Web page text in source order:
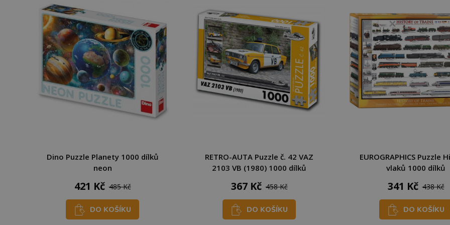
Dino Puzzle Planety 1000 dílků
neon
421 Kč 485 Kč
DO KOŠÍKU
RETRO-AUTA Puzzle č. 42 VAZ
2103 VB (1980) 1000 dílků
367 Kč 458 Kč
DO KOŠÍKU
EUROGRAPHICS Puzzle
vlaků 1000 dílků
341 Kč 438 Kč
DO KOŠÍKU